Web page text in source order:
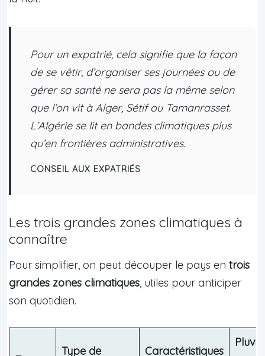
Pour un expatrié, cela signifie que la façon
de se vêtir, d’organiser ses journées ou de
gérer sa santé ne sera pas la même selon
que l’on vit à Alger, Sétif ou Tamanrasset.
L’Algérie se lit en bandes climatiques plus
qu’en frontières administratives.
CONSEIL AUX EXPATRIÉS
Les trois grandes zones climatiques à
connaître
Pour simplifier, on peut découper le pays en trois
grandes zones climatiques, utiles pour anticiper
son quotidien.
Type de Caractéristiques